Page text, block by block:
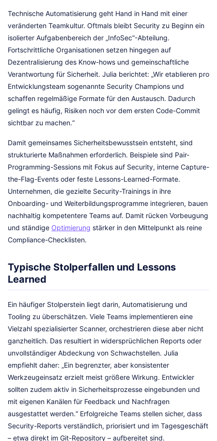
Technische Automatisierung geht Hand in Hand mit einer
veränderten Teamkultur. Oftmals bleibt Security zu Beginn ein
isolierter Aufgabenbereich der „InfoSec“-Abteilung.
Fortschrittliche Organisationen setzen hingegen auf
Dezentralisierung des Know-hows und gemeinschaftliche
Verantwortung für Sicherheit. Julia berichtet: „Wir etablieren pro
Entwicklungsteam sogenannte Security Champions und
schaffen regelmäßige Formate für den Austausch. Dadurch
gelingt es häufig, Risiken noch vor dem ersten Code-Commit
sichtbar zu machen.“
Damit gemeinsames Sicherheitsbewusstsein entsteht, sind
strukturierte Maßnahmen erforderlich. Beispiele sind Pair-
Programming-Sessions mit Fokus auf Security, interne Capture-
the-Flag-Events oder feste Lessons-Learned-Formate.
Unternehmen, die gezielte Security-Trainings in ihre
Onboarding- und Weiterbildungsprogramme integrieren, bauen
nachhaltig kompetentere Teams auf. Damit rücken Vorbeugung
und ständige Optimierung stärker in den Mittelpunkt als reine
Compliance-Checklisten.
Typische Stolperfallen und Lessons
Learned
Ein häufiger Stolperstein liegt darin, Automatisierung und
Tooling zu überschätzen. Viele Teams implementieren eine
Vielzahl spezialisierter Scanner, orchestrieren diese aber nicht
ganzheitlich. Das resultiert in widersprüchlichen Reports oder
unvollständiger Abdeckung von Schwachstellen. Julia
empfiehlt daher: „Ein begrenzter, aber konsistenter
Werkzeugeinsatz erzielt meist größere Wirkung. Entwickler
sollten zudem aktiv in Sicherheitsprozesse eingebunden und
mit eigenen Kanälen für Feedback und Nachfragen
ausgestattet werden.“ Erfolgreiche Teams stellen sicher, dass
Security-Reports verständlich, priorisiert und im Tagesgeschäft
– etwa direkt im Git-Repository – aufbereitet sind.